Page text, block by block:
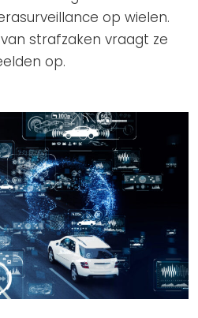
op wielen.
strafzaken vraagt ze
op.